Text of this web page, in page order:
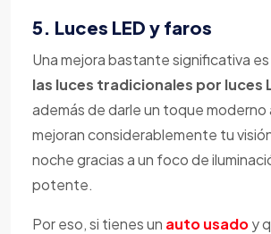
5. Luces LED y faros
Una mejora bastante significativa es
las luces tradicionales por luces
además de darle un toque moderno
mejoran considerablemente tu
noche gracias a un foco de
potente.
Por eso, si tienes un auto usadoy